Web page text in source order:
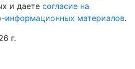
и даете согласие на
информационных материалов.
г.